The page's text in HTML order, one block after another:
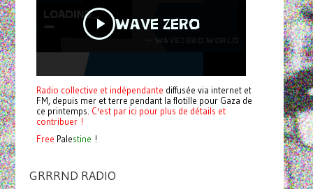
Radio collective et indépendante diffusée via internet et
FM, depuis mer et terre pendant la flotille pour Gaza de
ce printemps. C'est par ici pour plus de détails et
contribuer !
Free Palestine !
GRRRND RADIO